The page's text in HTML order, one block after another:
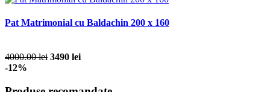
Pat Matrimonial cu Baldachin 200 x 160
4000.00 lei 3490 lei
-12%